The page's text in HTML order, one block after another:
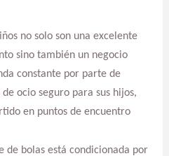
no solo son una excelente
sino también un negocio
constante por parte de
ocio seguro para sus hijos,
en puntos de encuentro
de bolas está condicionada por